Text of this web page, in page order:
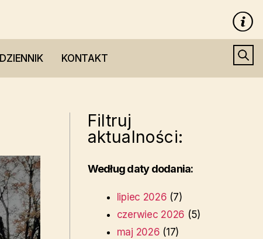
DZIENNIK KONTAKT
Filtruj
aktualności:
Według daty dodania:
lipiec 2026 (7)
czerwiec 2026 (5)
maj 2026 (17)